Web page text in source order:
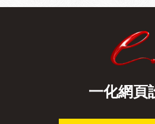
字元cmd開啟視窗，使用命令提
d:\SQLbackup\webdesignex.sql 輸
127.0.0.1 再鍵入要匯入與對應資料
d:\SQLbackup\webdesignex.sql 進行
檔案.sql過大的問題。 已上提供範例
聯絡我們，本站將會竭盡服務說
一化網頁